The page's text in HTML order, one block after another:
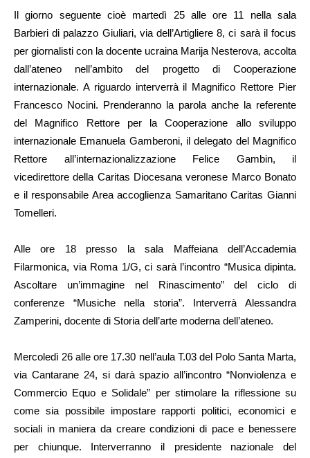
Il giorno seguente cioè martedì 25 alle ore 11 nella sala
Barbieri di palazzo Giuliari, via dell’Artigliere 8, ci sarà il focus
per giornalisti con la docente ucraina Marija Nesterova, accolta
dall’ateneo nell’ambito del progetto di Cooperazione
internazionale. A riguardo interverrà il Magnifico Rettore Pier
Francesco Nocini. Prenderanno la parola anche la referente
del Magnifico Rettore per la Cooperazione allo sviluppo
internazionale Emanuela Gamberoni, il delegato del Magnifico
Rettore all’internazionalizzazione Felice Gambin, il
vicedirettore della Caritas Diocesana veronese Marco Bonato
e il responsabile Area accoglienza Samaritano Caritas Gianni
Tomelleri.
Alle ore 18 presso la sala Maffeiana dell’Accademia
Filarmonica, via Roma 1/G, ci sarà l’incontro “Musica dipinta.
Ascoltare un’immagine nel Rinascimento” del ciclo di
conferenze “Musiche nella storia”. Interverrà Alessandra
Zamperini, docente di Storia dell’arte moderna dell’ateneo.
Mercoledì 26 alle ore 17.30 nell’aula T.03 del Polo Santa Marta,
via Cantarane 24, si darà spazio all’incontro“Nonviolenza e
Commercio Equo e Solidale” per stimolare la riflessione su
come sia possibile impostare rapporti politici, economici e
sociali in maniera da creare condizioni di pace e benessere
per chiunque. Interverranno il presidente nazionale del